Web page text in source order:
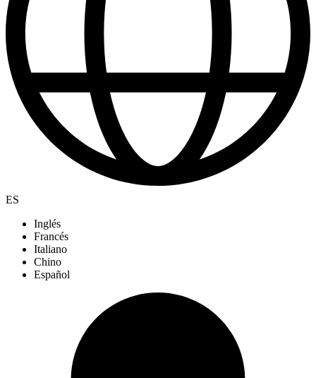
ES
Inglés
Francés
Italiano
Chino
Español